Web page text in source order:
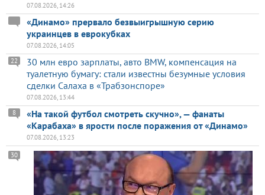
07.08.2026, 14:26
«Динамо» прервало безвыигрышную серию
украинцев в еврокубках
07.08.2026, 14:05
30 млн евро зарплаты, авто BMW, компенсация на
туалетную бумагу: стали известны безумные условия
сделки Салаха в «Трабзонспоре»
22
07.08.2026, 13:44
«На такой футбол смотреть скучно», — фанаты
«Карабаха» в ярости после поражения от «Динамо»
8
07.08.2026, 13:23
30